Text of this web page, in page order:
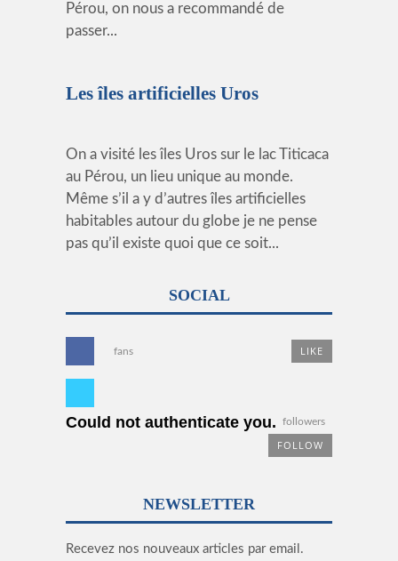
Pérou, on nous a recommandé de
passer...
Les îles artificielles Uros
On a visité les îles Uros sur le lac Titicaca
au Pérou, un lieu unique au monde.
Même s’il a y d’autres îles artificielles
habitables autour du globe je ne pense
pas qu’il existe quoi que ce soit...
SOCIAL
fans LIKE
Could not authenticate you. followers
FOLLOW
NEWSLETTER
Recevez nos nouveaux articles par email.